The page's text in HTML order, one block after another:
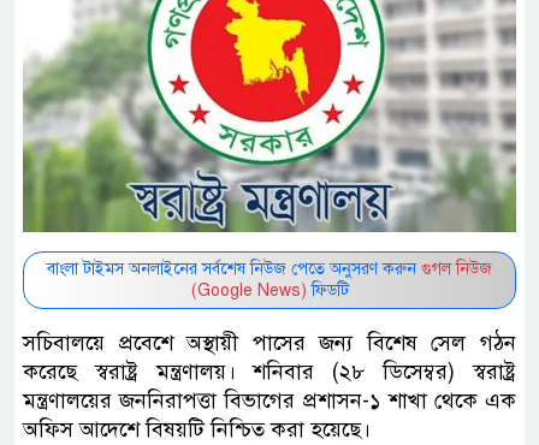
বাংলা টাইমস অনলাইনের সর্বশেষ নিউজ পেতে অনুসরণ করুন গুগল নিউজ
(Google News) ফিডটি
সচিবালয়ে প্রবেশে অস্থায়ী পাসের জন্য বিশেষ সেল গঠন
করেছে স্বরাষ্ট্র মন্ত্রণালয়। শনিবার (২৮ ডিসেম্বর) স্বরাষ্ট্র
মন্ত্রণালয়ের জননিরাপত্তা বিভাগের প্রশাসন-১ শাখা থেকে এক
অফিস আদেশে বিষয়টি নিশ্চিত করা হয়েছে।